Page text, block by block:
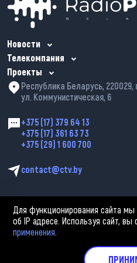
Новости
Телекомпания
Проекты
Республика Беларусь, 220029,
ул. Коммунистическая, 6
+375 (17) 379 64 13
+375 (17) 361 63 73
+375 (29) 1 600 700
contact@ctv.by
2002—2026 © ЗАО «Столичное
материалов активная гиперссылка
Политика обработки персональных
Для функционирования сайта
об IP адресе. Используя сайт,
применения.